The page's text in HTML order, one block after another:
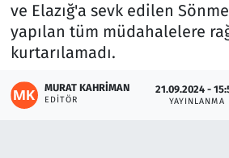
ve Elazığ'a sevk edilen
yapılan tüm müdahalelere
kurtarılamadı.
MURAT KAHRIMAN
EDITÖR
21.09.2024 -
YAYINLANMA
Memur ve Kamu